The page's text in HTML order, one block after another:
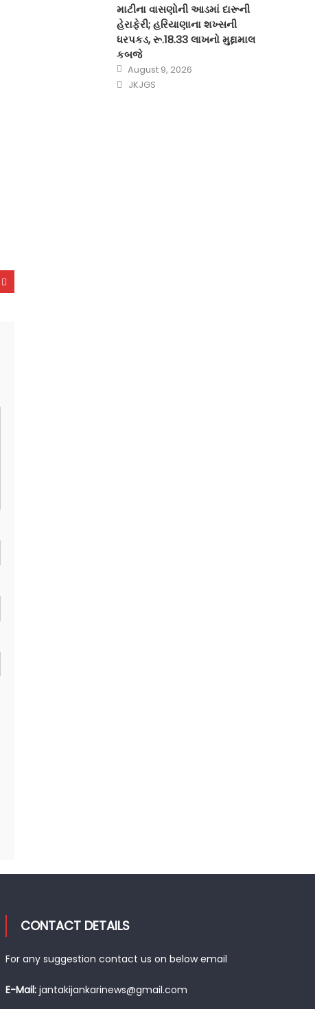
માટીના વાસણોની આડમાં દારૂની
હેરાફેરી; હરિયાણાના શખ્સની
ધરપકડ, રૂ.18.33 લાખનો મુદ્દામાલ
કબજે
Posted
on
August 9, 2026
Author
JKJGS
CONTACT DETAILS
For any suggestion contact us on below email
E-Mail: jantakijankarinews@gmail.com